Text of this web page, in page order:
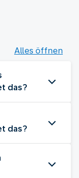
Alles öffnen
das?
das?